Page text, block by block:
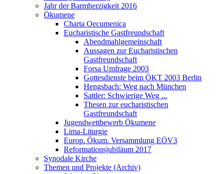
Jahr der Barmherzigkeit 2016
Ökumene
Charta Oecumenica
Eucharistische Gastfreundschaft
Abendmahlgemeinschaft
Aussagen zur Eucharistischen
Gastfreundschaft
Forsa Umfrage 2003
Gottesdienste beim ÖKT 2003 Berlin
Hengsbach: Weg nach München
Sattler: Schwierige Weg ...
Thesen zur eucharistischen
Gastfreundschaft
Jugendwettbewerb Ökumene
Lima-Liturgie
Europ. Ökum. Versammlung EÖV3
Reformationsjubiläum 2017
Synodale Kirche
Themen und Projekte (Archiv)